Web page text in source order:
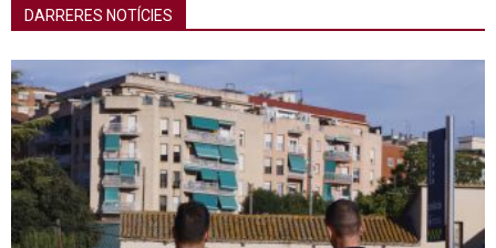
DARRERES NOTÍCIES